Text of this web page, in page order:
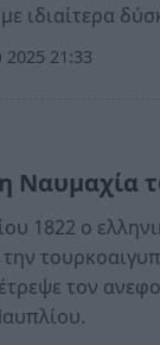
ιδιαίτερα
2025 21:33
Ναυμαχία
1822 ο
τον